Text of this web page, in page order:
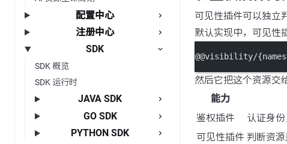
配置中心
注册中心
SDK
SDK 概览
SDK 运行时
JAVA SDK
GO SDK
PYTHON SDK
可见性插件可以独立
默认实现中，可见性
@@visibility/
然后它把这个资源交
能力
鉴权插件
认证身
可见性插件 判断资源